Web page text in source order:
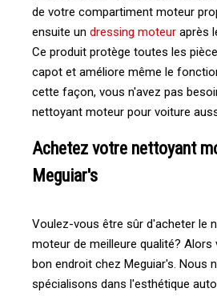
de votre compartiment moteur
ensuite un dressing moteur après
Ce produit protège toutes les
capot et améliore même le
cette façon, vous n'avez pas
nettoyant moteur pour voiture
Achetez votre nettoyant
Meguiar's
Voulez-vous être sûr d'acheter le
moteur de meilleure qualité? Alors
bon endroit chez Meguiar's. Nous
spécialisons dans l'esthétique